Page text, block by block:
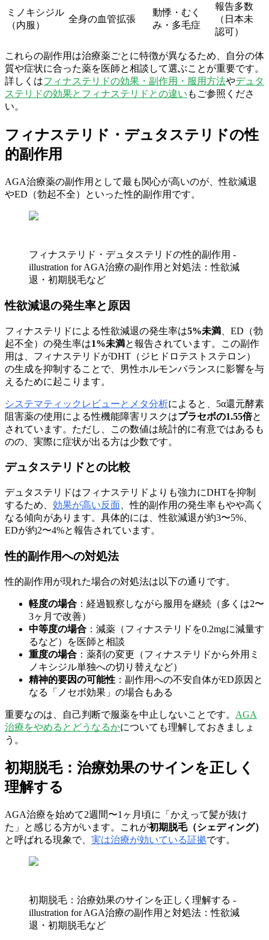
ミノキシジル
（内服）
全身の血管拡張
動悸・むく
み・多毛症
報告多数
（日本未
認可）
これらの副作用は治療薬ごとに特徴が異なるため、自分の体
質や症状に合った薬を医師と相談して選ぶことが重要です。
詳しくはフィナステリドの効果・副作用・服用方法やデュタ
ステリドの効果とフィナステリドとの違い もご参照くださ
い。
フィナステリド・デュタステリドの性
的副作用
AGA治療薬の副作用として最も関心が高いのが、性欲減退
やED（勃起不全）といった性的副作用です。
フィナステリド・デュタステリドの性的副作用 -
illustration for AGA治療の副作用と対処法：性欲減
退・初期脱毛など
性欲減退の発生率と原因
フィナステリドによる性欲減退の発生率は5%未満 、ED（勃
起不全）の発生率は1%未満と報告されています。この副作
用は、フィナステリドがDHT（ジヒドロテストステロン）
の生成を抑制することで、男性ホルモンバランスに影響を与
えるために起こります。
システマティックレビューとメタ分析によると、5α還元酵素
阻害薬の使用による性機能障害リスクはプラセボの1.55倍と
されています。ただし、この数値は統計的に有意ではあるも
のの、実際に症状が出る方は少数です。
デュタステリドとの比較
デュタステリドはフィナステリドよりも強力にDHTを抑制
するため、 効果が高い反面 、性的副作用の発生率もやや高く
なる傾向があります。具体的には、性欲減退が約3〜5%、
EDが約2〜4%と報告されています。
性的副作用への対処法
性的副作用が現れた場合の対処法は以下の通りです。
軽度の場合 ：経過観察しながら服用を継続（多くは2〜
3ヶ月で改善）
中等度の場合 ：減薬（フィナステリドを0.2mgに減量す
るなど）を医師と相談
重度の場合 ：薬剤の変更（フィナステリドから外用ミ
ノキシジル単独への切り替えなど）
精神的要因の可能性 ：副作用への不安自体がED原因と
なる「ノセボ効果」の場合もある
重要なのは、自己判断で服薬を中止しないことです。 AGA
治療をやめるとどうなるかについても理解しておきましょ
う。
初期脱毛：治療効果のサインを正しく
理解する
AGA治療を始めて2週間〜1ヶ月頃に「かえって髪が抜け
た」と感じる方がいます。これが初期脱毛（シェディング）
と呼ばれる現象で、 実は治療が効いている証拠です。
初期脱毛：治療効果のサインを正しく理解する -
illustration for AGA治療の副作用と対処法：性欲減
退・初期脱毛など